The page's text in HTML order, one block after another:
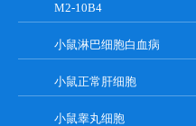
M2-10B4
小鼠淋巴细胞白血病
小鼠正常肝细胞
小鼠睾丸细胞